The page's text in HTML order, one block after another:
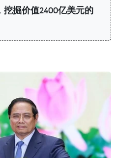
挖掘价值2400亿美元的